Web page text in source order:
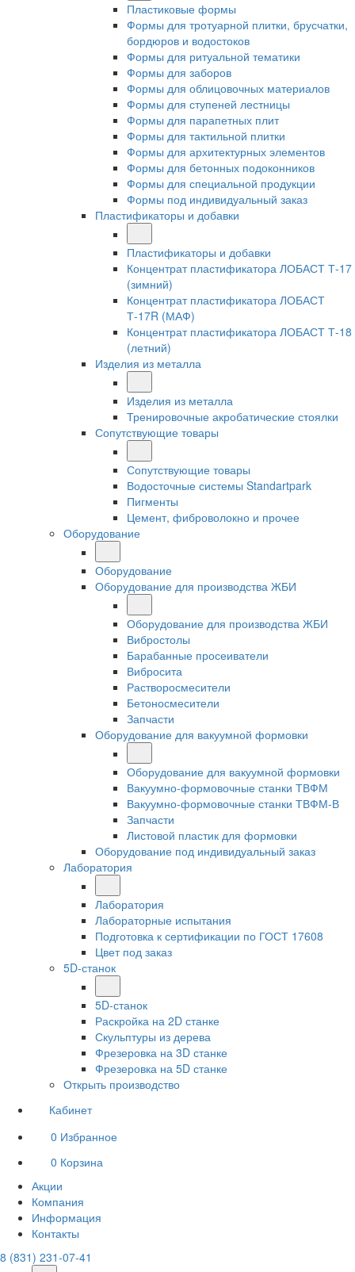
Пластиковые формы
Формы для тротуарной плитки, брусчатки,
бордюров и водостоков
Формы для ритуальной тематики
Формы для заборов
Формы для облицовочных материалов
Формы для ступеней лестницы
Формы для парапетных плит
Формы для тактильной плитки
Формы для архитектурных элементов
Формы для бетонных подоконников
Формы для специальной продукции
Формы под индивидуальный заказ
Пластификаторы и добавки
Пластификаторы и добавки
Концентрат пластификатора ЛОБАСТ Т-17
(зимний)
Концентрат пластификатора ЛОБАСТ
Т-17R (МАФ)
Концентрат пластификатора ЛОБАСТ Т-18
(летний)
Изделия из металла
Изделия из металла
Тренировочные акробатические стоялки
Сопутствующие товары
Сопутствующие товары
Водосточные системы Standartpark
Пигменты
Цемент, фиброволокно и прочее
Оборудование
Оборудование
Оборудование для производства ЖБИ
Оборудование для производства ЖБИ
Вибростолы
Барабанные просеиватели
Вибросита
Растворосмесители
Бетоносмесители
Запчасти
Оборудование для вакуумной формовки
Оборудование для вакуумной формовки
Вакуумно-формовочные станки ТВФМ
Вакуумно-формовочные станки ТВФМ-В
Запчасти
Листовой пластик для формовки
Оборудование под индивидуальный заказ
Лаборатория
Лаборатория
Лабораторные испытания
Подготовка к сертификации по ГОСТ 17608
Цвет под заказ
5D-станок
5D-станок
Раскройка на 2D станке
Скульптуры из дерева
Фрезеровка на 3D станке
Фрезеровка на 5D станке
Открыть производство
Кабинет
0 Избранное
0 Корзина
Акции
Компания
Информация
Контакты
8 (831) 231-07-41